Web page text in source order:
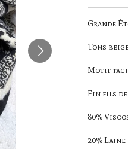
Grande
Tons
Motif
Fin fils
80%
20% Laine